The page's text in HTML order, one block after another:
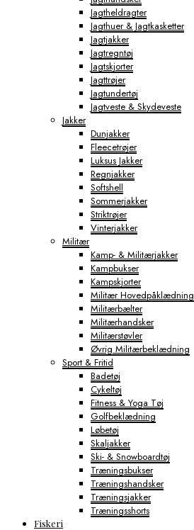
Jagtheldragter
Jagthuer & Jagtkasketter
Jagtjakker
Jagtregntøj
Jagtskjorter
Jagttrøjer
Jagtundertøj
Jagtveste & Skydeveste
Jakker
Dunjakker
Fleecetrøjer
Luksus Jakker
Regnjakker
Softshell
Sommerjakker
Striktrøjer
Vinterjakker
Militær
Kamp- & Militærjakker
Kampbukser
Kampskjorter
Militær Hovedpåklædning
Militærbælter
Militærhandsker
Militærstøvler
Øvrig Militærbeklædning
Sport & Fritid
Badetøj
Cykeltøj
Fitness & Yoga Tøj
Golfbeklædning
Løbetøj
Skaljakker
Ski- & Snowboardtøj
Træningsbukser
Træningshandsker
Træningsjakker
Træningsshorts
Fiskeri